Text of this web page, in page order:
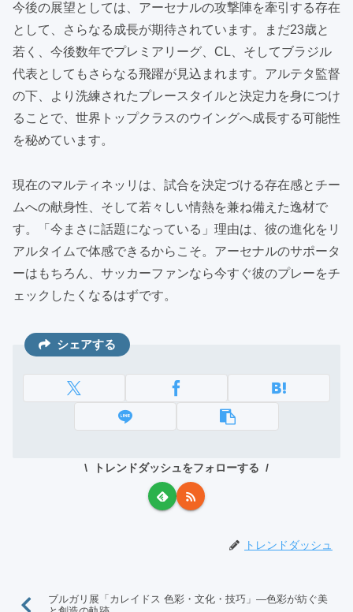
今後の展望としては、アーセナルの攻撃陣を牽引する存在
として、さらなる成長が期待されています。まだ23歳と
若く、今後数年でプレミアリーグ、CL、そしてブラジル
代表としてもさらなる飛躍が見込まれます。アルテタ監督
の下、より洗練されたプレースタイルと決定力を身につけ
ることで、世界トップクラスのウイングへ成長する可能性
を秘めています。
現在のマルティネッリは、試合を決定づける存在感とチー
ムへの献身性、そして若々しい情熱を兼ね備えた逸材で
す。「今まさに話題になっている」理由は、彼の進化をリ
アルタイムで体感できるからこそ。アーセナルのサポータ
ーはもちろん、サッカーファンなら今すぐ彼のプレーをチ
ェックしたくなるはずです。
シェアする
トレンドダッシュをフォローする
トレンドダッシュ
ブルガリ展「カレイドス 色彩・文化・技巧」―色彩が紡ぐ美